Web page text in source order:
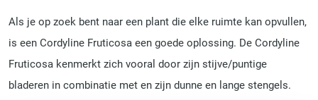
Als je op zoek bent naar een plant die elke ruimte kan opvullen,
is een Cordyline Fruticosa een goede oplossing. De Cordyline
Fruticosa kenmerkt zich vooral door zijn stijve/puntige
bladeren in combinatie met en zijn dunne en lange stengels.